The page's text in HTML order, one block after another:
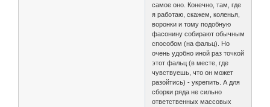
самое оно. Конечно, там, где
я работаю, скажем, коленья,
воронки и тому подобную
фасонину собирают обычным
способом (на фальц). Но
очень удобно иной раз точкой
этот фальц (в месте, где
чувствуешь, что он может
разойтись) - укрепить. А для
сборки ряда не сильно
ответственных массовых